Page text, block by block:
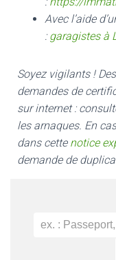
Avec l’aide
: garagistes à
Soyez vigilants !
demandes de
sur internet :
les arnaques. En
dans cette notice
demande de